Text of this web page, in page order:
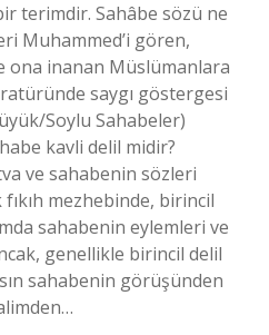
terimdir. Sahâbe sözü ne
Muhammed’i gören,
ona inanan Müslümanlara
saygı göstergesi
Soylu Sahabeler)
kavli delil midir?
ve sahabenin sözleri
mezhebinde, birincil
sahabenin eylemleri ve
genellikle birincil delil
sahabenin görüşünden